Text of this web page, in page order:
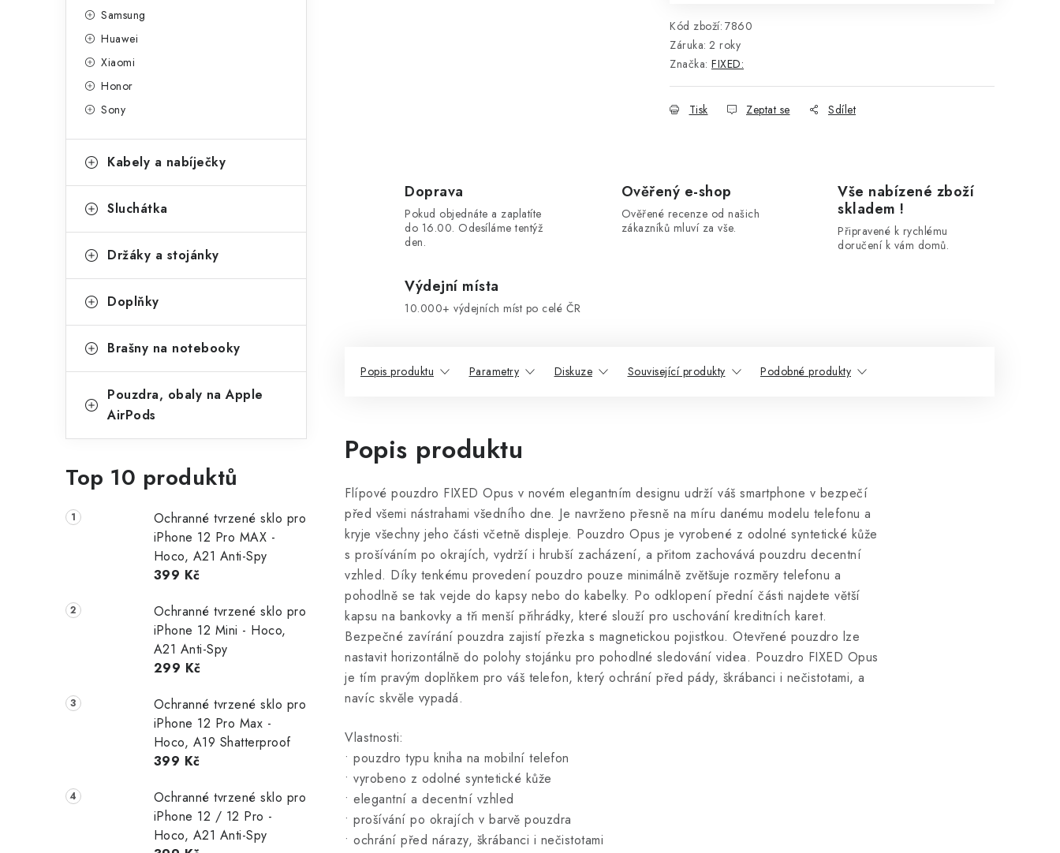
Samsung
Huawei
Xiaomi
Honor
Sony
Kabely a nabíječky
Sluchátka
Držáky a stojánky
Doplňky
Brašny na notebooky
Pouzdra, obaly na Apple
AirPods
Top 10 produktů
Ochranné tvrzené sklo pro
iPhone 12 Pro MAX -
Hoco, A21 Anti-Spy
399 Kč
Ochranné tvrzené sklo pro
iPhone 12 Mini - Hoco,
A21 Anti-Spy
299 Kč
Ochranné tvrzené sklo pro
iPhone 12 Pro Max -
Hoco, A19 Shatterproof
399 Kč
Ochranné tvrzené sklo pro
iPhone 12 / 12 Pro -
Hoco, A21 Anti-Spy
Kód zboží: 7860
Záruka: 2 roky
Značka: FIXED:
Tisk Zeptat se Sdílet
Doprava
Pokud objednáte a zaplatíte
do 16.00. Odesíláme tentýž
den.
Ověřený e-shop
Ověřené recenze od našich
zákazníků mluví za vše.
Vše nabízené zboží
skladem !
Připravené k rychlému
doručení k vám domů.
Výdejní místa
10.000+ výdejních míst po celé ČR
Popis produktu Parametry Diskuze Související produkty Podobné produkty
Popis produktu
Flípové pouzdro FIXED Opus v novém elegantním designu udrží váš smartphone v bezpečí
před všemi nástrahami všedního dne. Je navrženo přesně na míru danému modelu telefonu a
kryje všechny jeho části včetně displeje. Pouzdro Opus je vyrobené z odolné syntetické kůže
s prošíváním po okrajích, vydrží i hrubší zacházení, a přitom zachovává pouzdru decentní
vzhled. Díky tenkému provedení pouzdro pouze minimálně zvětšuje rozměry telefonu a
pohodlně se tak vejde do kapsy nebo do kabelky. Po odklopení přední části najdete větší
kapsu na bankovky a tři menší přihrádky, které slouží pro uschování kreditních karet.
Bezpečné zavírání pouzdra zajistí přezka s magnetickou pojistkou. Otevřené pouzdro lze
nastavit horizontálně do polohy stojánku pro pohodlné sledování videa. Pouzdro FIXED Opus
je tím pravým doplňkem pro váš telefon, který ochrání před pády, škrábanci i nečistotami, a
navíc skvěle vypadá.
Vlastnosti:
• pouzdro typu kniha na mobilní telefon
• vyrobeno z odolné syntetické kůže
• elegantní a decentní vzhled
• prošívání po okrajích v barvě pouzdra
• ochrání před nárazy, škrábanci i nečistotami